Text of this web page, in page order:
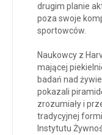
drugim planie
poza swoje
sportowców.
Naukowcy z
mającej
badań nad
pokazali
zrozumiały i
tradycyjnej
Instytutu